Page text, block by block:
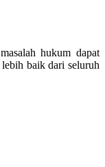
hukum dapat
baik dari seluruh